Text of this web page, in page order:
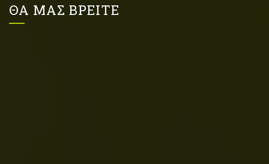
ΘΑ ΜΑΣ ΒΡΕΙΤΕ